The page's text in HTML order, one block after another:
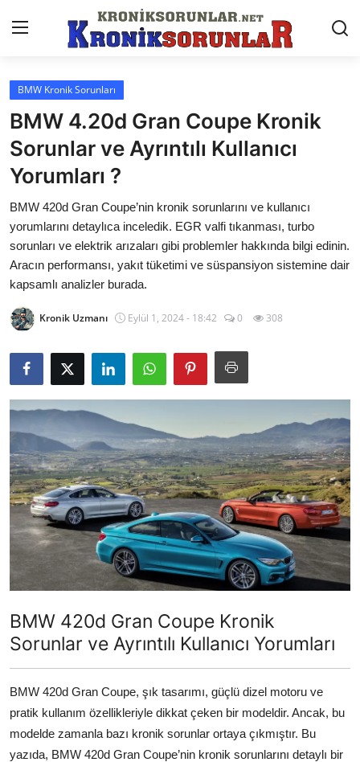
Anasayfa
Markalar
İletişim
Trafik & Cezalar
Sigorta & Kasko
Vergi & ÖTV & MTV
Muayene & Ruhsat
Sorgulamalar
İkinci El & Alım-Satım
Bakım & Arıza Çözümleri
Elektrikli & Hibrit
Kiralama & Filo
Sürüş & Güvenlik
Lastik & Jant
LPG & Yakıt
Elektrik & Akü
Aydınlatma & Görüş
BMW Kronik Sorunları
BMW 4.20d Gran Coupe Kronik
Sorunlar ve Ayrıntılı Kullanıcı
Yorumları ?
BMW 420d Gran Coupe’nin kronik sorunlarını ve kullanıcı
yorumlarını detaylıca inceledik. EGR valfi tıkanması, turbo
sorunları ve elektrik arızaları gibi problemler hakkında bilgi edinin.
Aracın performansı, yakıt tüketimi ve süspansiyon sistemine dair
kapsamlı analizler burada.
Kronik Uzmanı Eylül 1, 2024 - 18:42 0 308
BMW 420d Gran Coupe Kronik
Sorunlar ve Ayrıntılı Kullanıcı Yorumları
BMW 420d Gran Coupe, şık tasarımı, güçlü dizel motoru ve
pratik kullanım özellikleriyle dikkat çeken bir modeldir. Ancak, bu
modelde zamanla bazı kronik sorunlar ortaya çıkmıştır. Bu
yazıda, BMW 420d Gran Coupe’nin kronik sorunlarını detaylı bir